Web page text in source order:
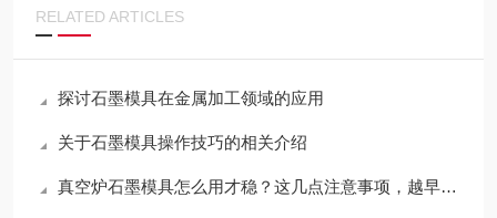
RELATED ARTICLES
探讨石墨模具在金属加工领域的应用
关于石墨模具操作技巧的相关介绍
真空炉石墨模具怎么用才稳？这几点注意事项，越早知道越省心